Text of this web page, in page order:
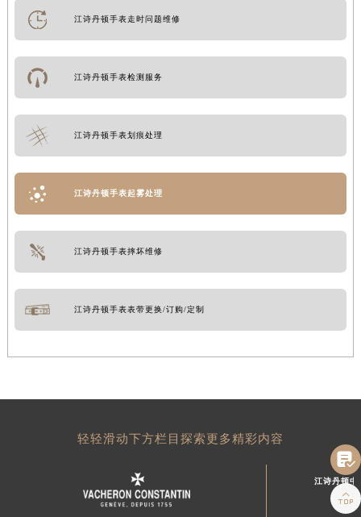
江诗丹顿手表走时问题维修
江诗丹顿手表检测服务
江诗丹顿手表划痕处理
江诗丹顿手表起雾处理
江诗丹顿手表摔坏维修
江诗丹顿手表表带更换/订购/定制
轻轻滑动下方栏目探索更多精彩内容
江诗丹顿中

